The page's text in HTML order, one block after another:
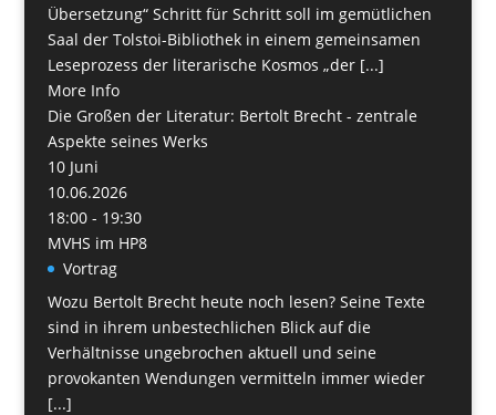
Übersetzung“ Schritt für Schritt soll im gemütlichen
Saal der Tolstoi-Bibliothek in einem gemeinsamen
Leseprozess der literarische Kosmos „der [...]
More Info
Die Großen der Literatur: Bertolt Brecht - zentrale
Aspekte seines Werks
10 Juni
10.06.2026
18:00 - 19:30
MVHS im HP8
Vortrag
Wozu Bertolt Brecht heute noch lesen? Seine Texte
sind in ihrem unbestechlichen Blick auf die
Verhältnisse ungebrochen aktuell und seine
provokanten Wendungen vermitteln immer wieder
[...]